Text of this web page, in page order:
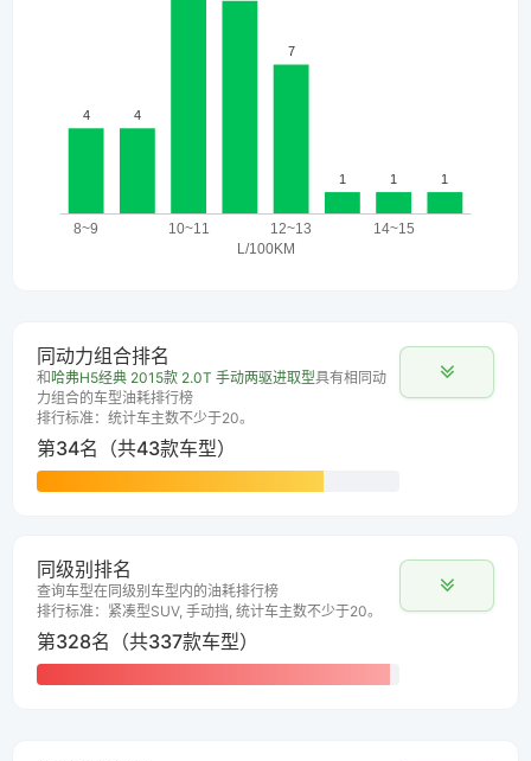
同动力组合排名
和哈弗H5经典 2015款 2.0T 手动两驱进取型具有相同动
力组合的车型油耗排行榜
排行标准：统计车主数不少于20。
第34名（共43款车型）
同级别排名
查询车型在同级别车型内的油耗排行榜
排行标准：紧凑型SUV, 手动挡, 统计车主数不少于20。
第328名（共337款车型）